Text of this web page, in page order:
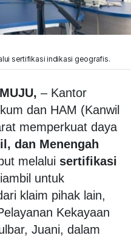
sertifikasi indikasi geografis.
– Kantor
dan HAM (Kanwil
memperkuat daya
dan Menengah
melalui sertifikasi
untuk
klaim pihak lain,
Kekayaan
Juani, dalam